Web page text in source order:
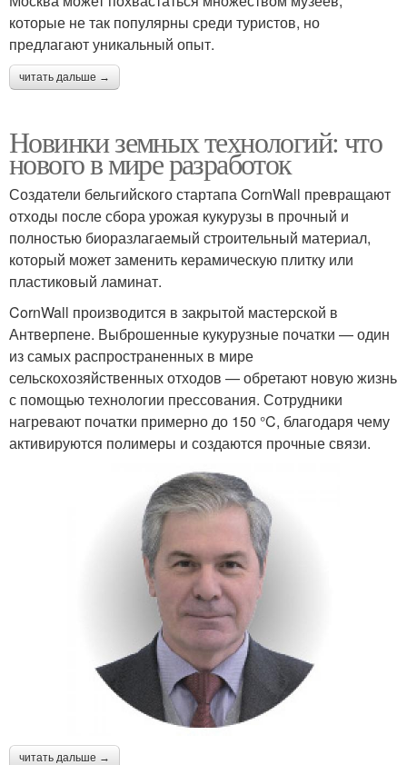
которые не так популярны среди туристов, но
предлагают уникальный опыт.
читать дальше →
Новинки земных технологий: что
нового в мире разработок
Создатели бельгийского стартапа CornWall превращают
отходы после сбора урожая кукурузы в прочный и
полностью биоразлагаемый строительный материал,
который может заменить керамическую плитку или
пластиковый ламинат.
CornWall производится в закрытой мастерской в
Антверпене. Выброшенные кукурузные початки — один
из самых распространенных в мире
сельскохозяйственных отходов — обретают новую жизнь
с помощью технологии прессования. Сотрудники
нагревают початки примерно до 150 °C, благодаря чему
активируются полимеры и создаются прочные связи.
читать дальше →